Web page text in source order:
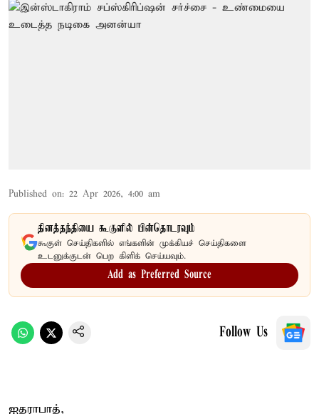
Published on: 22 Apr 2026, 4:00 am
தினத்தந்தியை கூகுளில் பின்தொடரவும்
கூகுள் செய்திகளில் எங்களின் முக்கியச் செய்திகளை
உடனுக்குடன் பெற கிளிக் செய்யவும்.
Add as Preferred Source
Follow Us
ஐதராபாத்,